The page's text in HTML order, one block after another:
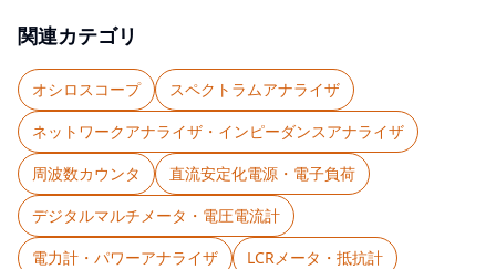
関連カテゴリ
オシロスコープ
スペクトラムアナライザ
ネットワークアナライザ・インピーダンスアナライザ
周波数カウンタ
直流安定化電源・電子負荷
デジタルマルチメータ・電圧電流計
電力計・パワーアナライザ
LCRメータ・抵抗計